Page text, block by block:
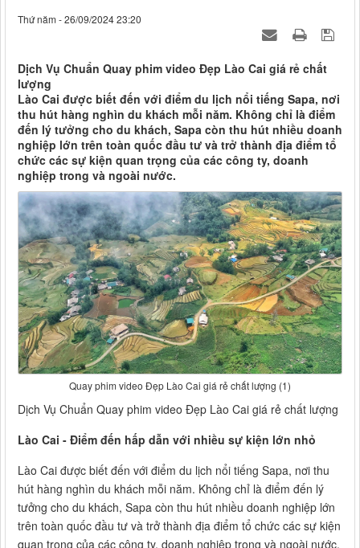
Thứ năm - 26/09/2024 23:20
Dịch Vụ Chuẩn Quay phim video Đẹp Lào Cai giá rẻ chất
lượng
Lào Cai được biết đến với điểm du lịch nổi tiếng Sapa, nơi
thu hút hàng nghìn du khách mỗi năm. Không chỉ là điểm
đến lý tưởng cho du khách, Sapa còn thu hút nhiều doanh
nghiệp lớn trên toàn quốc đầu tư và trở thành địa điểm tổ
chức các sự kiện quan trọng của các công ty, doanh
nghiệp trong và ngoài nước.
Quay phim video Đẹp Lào Cai giá rẻ chất lượng (1)
Dịch Vụ Chuẩn Quay phim video Đẹp Lào Cai giá rẻ chất lượng
Lào Cai - Điểm đến hấp dẫn với nhiều sự kiện lớn nhỏ
Lào Cai được biết đến với điểm du lịch nổi tiếng Sapa, nơi thu
hút hàng nghìn du khách mỗi năm. Không chỉ là điểm đến lý
tưởng cho du khách, Sapa còn thu hút nhiều doanh nghiệp lớn
trên toàn quốc đầu tư và trở thành địa điểm tổ chức các sự kiện
quan trọng của các công ty, doanh nghiệp trong và ngoài nước.